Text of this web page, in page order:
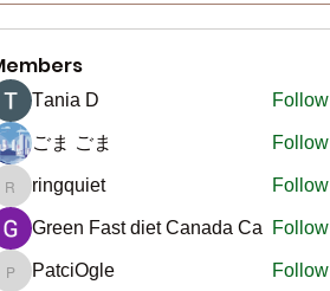
Тania D Follow
ごま ごま Follow
ringquiet
ringquiet Follow
Green Fast diet Canada Ca Follow
PatciOgle
PatciOgle
Follow